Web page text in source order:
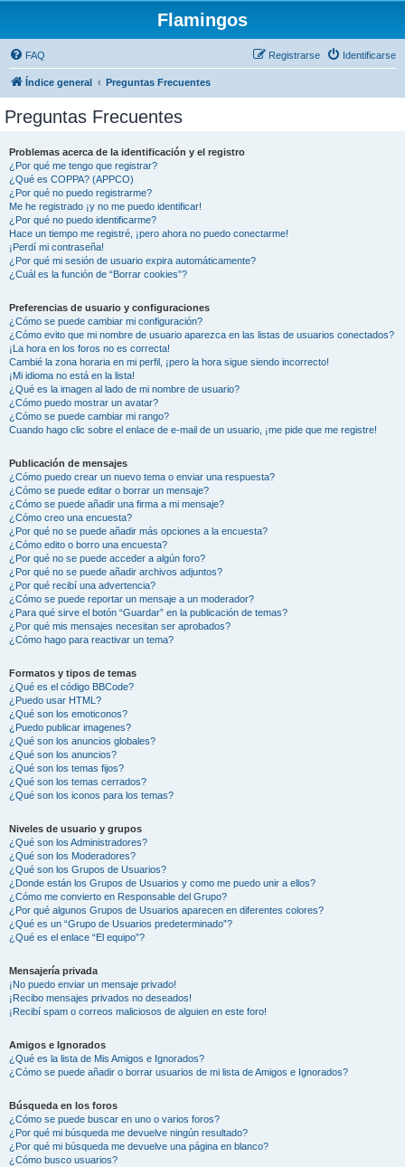
Flamingos
FAQ Identificarse
Registrarse
Índice general Preguntas Frecuentes
Preguntas Frecuentes
Problemas acerca de la identificación y el registro
¿Por qué me tengo que registrar?
¿Qué es COPPA? (APPCO)
¿Por qué no puedo registrarme?
Me he registrado ¡y no me puedo identificar!
¿Por qué no puedo identificarme?
Hace un tiempo me registré, ¡pero ahora no puedo conectarme!
¡Perdí mi contraseña!
¿Por qué mi sesión de usuario expira automáticamente?
¿Cuál es la función de “Borrar cookies”?
Preferencias de usuario y configuraciones
¿Cómo se puede cambiar mi configuración?
¿Cómo evito que mi nombre de usuario aparezca en las listas de usuarios conectados?
¡La hora en los foros no es correcta!
Cambié la zona horaria en mi perfil, ¡pero la hora sigue siendo incorrecto!
¡Mi idioma no está en la lista!
¿Qué es la imagen al lado de mi nombre de usuario?
¿Cómo puedo mostrar un avatar?
¿Cómo se puede cambiar mi rango?
Cuando hago clic sobre el enlace de e-mail de un usuario, ¡me pide que me registre!
Publicación de mensajes
¿Cómo puedo crear un nuevo tema o enviar una respuesta?
¿Cómo se puede editar o borrar un mensaje?
¿Cómo se puede añadir una firma a mi mensaje?
¿Cómo creo una encuesta?
¿Por qué no se puede añadir más opciones a la encuesta?
¿Cómo edito o borro una encuesta?
¿Por qué no se puede acceder a algún foro?
¿Por qué no se puede añadir archivos adjuntos?
¿Por qué recibí una advertencia?
¿Cómo se puede reportar un mensaje a un moderador?
¿Para qué sirve el botón “Guardar” en la publicación de temas?
¿Por qué mis mensajes necesitan ser aprobados?
¿Cómo hago para reactivar un tema?
Formatos y tipos de temas
¿Qué es el código BBCode?
¿Puedo usar HTML?
¿Qué son los emoticonos?
¿Puedo publicar imagenes?
¿Qué son los anuncios globales?
¿Qué son los anuncios?
¿Qué son los temas fijos?
¿Qué son los temas cerrados?
¿Qué son los iconos para los temas?
Niveles de usuario y grupos
¿Qué son los Administradores?
¿Qué son los Moderadores?
¿Qué son los Grupos de Usuarios?
¿Donde están los Grupos de Usuarios y como me puedo unir a ellos?
¿Cómo me convierto en Responsable del Grupo?
¿Por qué algunos Grupos de Usuarios aparecen en diferentes colores?
¿Qué es un “Grupo de Usuarios predeterminado”?
¿Qué es el enlace “El equipo”?
Mensajería privada
¡No puedo enviar un mensaje privado!
¡Recibo mensajes privados no deseados!
¡Recibí spam o correos maliciosos de alguien en este foro!
Amigos e Ignorados
¿Qué es la lista de Mis Amigos e Ignorados?
¿Cómo se puede añadir o borrar usuarios de mi lista de Amigos e Ignorados?
Búsqueda en los foros
¿Cómo se puede buscar en uno o varios foros?
¿Por qué mi búsqueda me devuelve ningún resultado?
¿Por qué mi búsqueda me devuelve una página en blanco?
¿Cómo busco usuarios?